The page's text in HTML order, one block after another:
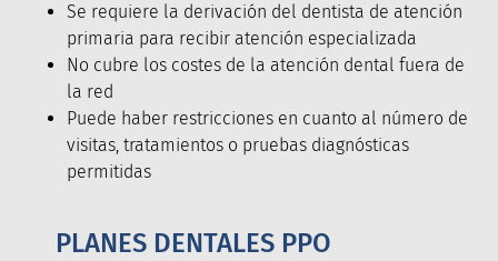
Se requiere la derivación del dentista de atención
primaria para recibir atención especializada
No cubre los costes de la atención dental fuera de
la red
Puede haber restricciones en cuanto al número de
visitas, tratamientos o pruebas diagnósticas
permitidas
PLANES DENTALES PPO